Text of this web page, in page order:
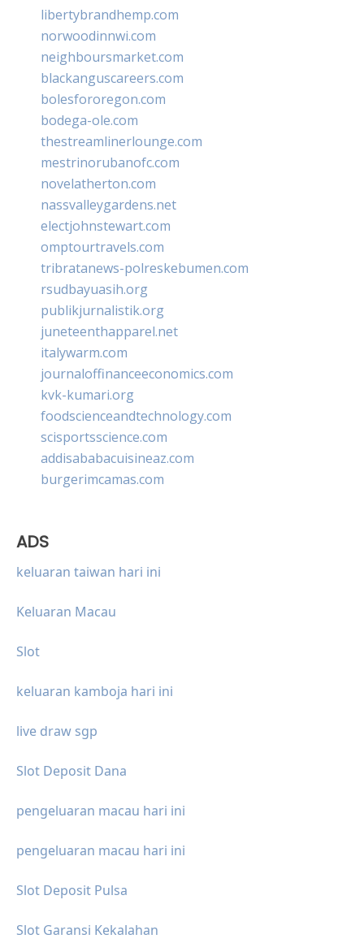
libertybrandhemp.com
norwoodinnwi.com
neighboursmarket.com
blackanguscareers.com
bolesfororegon.com
bodega-ole.com
thestreamlinerlounge.com
mestrinorubanofc.com
novelatherton.com
nassvalleygardens.net
electjohnstewart.com
omptourtravels.com
tribratanews-polreskebumen.com
rsudbayuasih.org
publikjurnalistik.org
juneteenthapparel.net
italywarm.com
journaloffinanceeconomics.com
kvk-kumari.org
foodscienceandtechnology.com
scisportsscience.com
addisababacuisineaz.com
burgerimcamas.com
ADS
keluaran taiwan hari ini
Keluaran Macau
Slot
keluaran kamboja hari ini
live draw sgp
Slot Deposit Dana
pengeluaran macau hari ini
pengeluaran macau hari ini
Slot Deposit Pulsa
Slot Garansi Kekalahan